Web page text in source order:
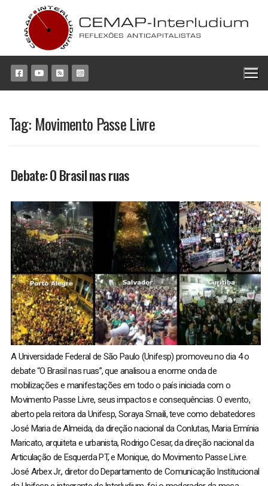
conteúdo
Tag: Movimento Passe Livre
Debate: O Brasil nas ruas
A Universidade Federal de São Paulo (Unifesp) promoveu no dia 4 o
debate “O Brasil nas ruas”, que analisou a enorme onda de
mobilizações e manifestações em todo o país iniciada com o
Movimento Passe Livre, seus impactos e consequências. O evento,
aberto pela reitora da Unifesp, Soraya Smaili, teve como debatedores
José Maria de Almeida, da direção nacional da Conlutas, Maria Ermínia
Maricato, arquiteta e urbanista, Rodrigo Cesar, da direção nacional da
Articulação de Esquerda PT, e Monique, do Movimento Passe Livre.
José Arbex Jr., diretor do Departamento de Comunicação Institucional